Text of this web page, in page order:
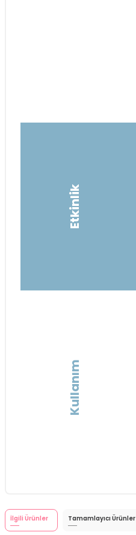
Etkinlik
Kullanım
İlgili Ürünler Tamamlayıcı Ürünler